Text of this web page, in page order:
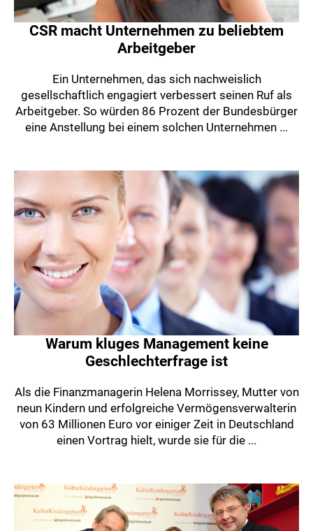
CSR macht Unternehmen zu beliebtem
Arbeitgeber
Ein Unternehmen, das sich nachweislich
gesellschaftlich engagiert verbessert seinen Ruf als
Arbeitgeber. So würden 86 Prozent der Bundesbürger
eine Anstellung bei einem solchen Unternehmen ...
Warum kluges Management keine
Geschlechterfrage ist
Als die Finanzmanagerin Helena Morrissey, Mutter von
neun Kindern und erfolgreiche Vermögensverwalterin
von 63 Millionen Euro vor einiger Zeit in Deutschland
einen Vortrag hielt, wurde sie für die ...